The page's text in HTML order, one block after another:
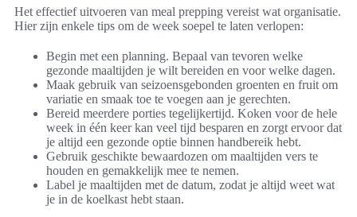
Het effectief uitvoeren van meal prepping vereist wat organisatie.
Hier zijn enkele tips om de week soepel te laten verlopen:
Begin met een planning. Bepaal van tevoren welke
gezonde maaltijden je wilt bereiden en voor welke dagen.
Maak gebruik van seizoensgebonden groenten en fruit om
variatie en smaak toe te voegen aan je gerechten.
Bereid meerdere porties tegelijkertijd. Koken voor de hele
week in één keer kan veel tijd besparen en zorgt ervoor dat
je altijd een gezonde optie binnen handbereik hebt.
Gebruik geschikte bewaardozen om maaltijden vers te
houden en gemakkelijk mee te nemen.
Label je maaltijden met de datum, zodat je altijd weet wat
je in de koelkast hebt staan.